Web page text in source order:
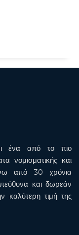
ένα από το πιο
νομισματικής και
από 30 χρόνια
και δωρεάν
καλύτερη τιμή της